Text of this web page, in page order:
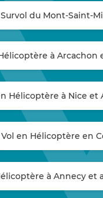
Survol du Mont-Saint-
à Arcachon
Hélicoptère à Nice et
Vol en Hélicoptère en
à Annecy et